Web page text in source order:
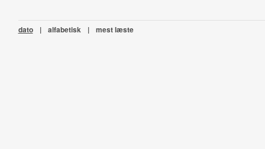
dato | alfabetisk | mest læste